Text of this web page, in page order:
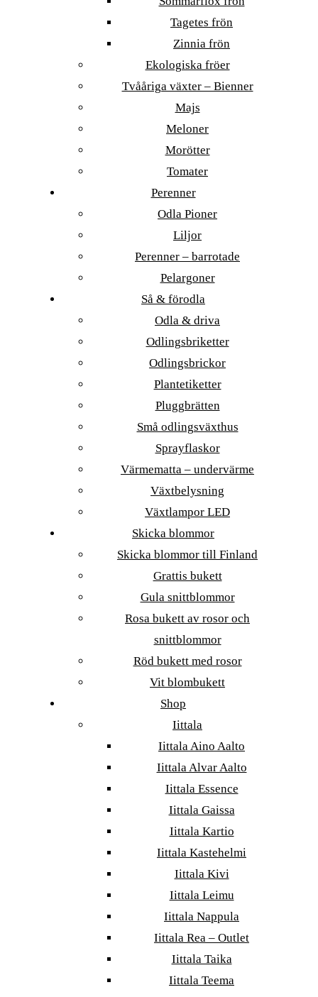
Tagetes frön
Zinnia frön
Ekologiska fröer
Tvååriga växter – Bienner
Majs
Meloner
Morötter
Tomater
Perenner
Odla Pioner
Liljor
Perenner – barrotade
Pelargoner
Så & förodla
Odla & driva
Odlingsbriketter
Odlingsbrickor
Plantetiketter
Pluggbrätten
Små odlingsväxthus
Sprayflaskor
Värmematta – undervärme
Växtbelysning
Växtlampor LED
Skicka blommor
Skicka blommor till Finland
Grattis bukett
Gula snittblommor
Rosa bukett av rosor och
snittblommor
Röd bukett med rosor
Vit blombukett
Shop
Iittala
Iittala Aino Aalto
Iittala Alvar Aalto
Iittala Essence
Iittala Gaissa
Iittala Kartio
Iittala Kastehelmi
Iittala Kivi
Iittala Leimu
Iittala Nappula
Iittala Rea – Outlet
Iittala Taika
Iittala Teema